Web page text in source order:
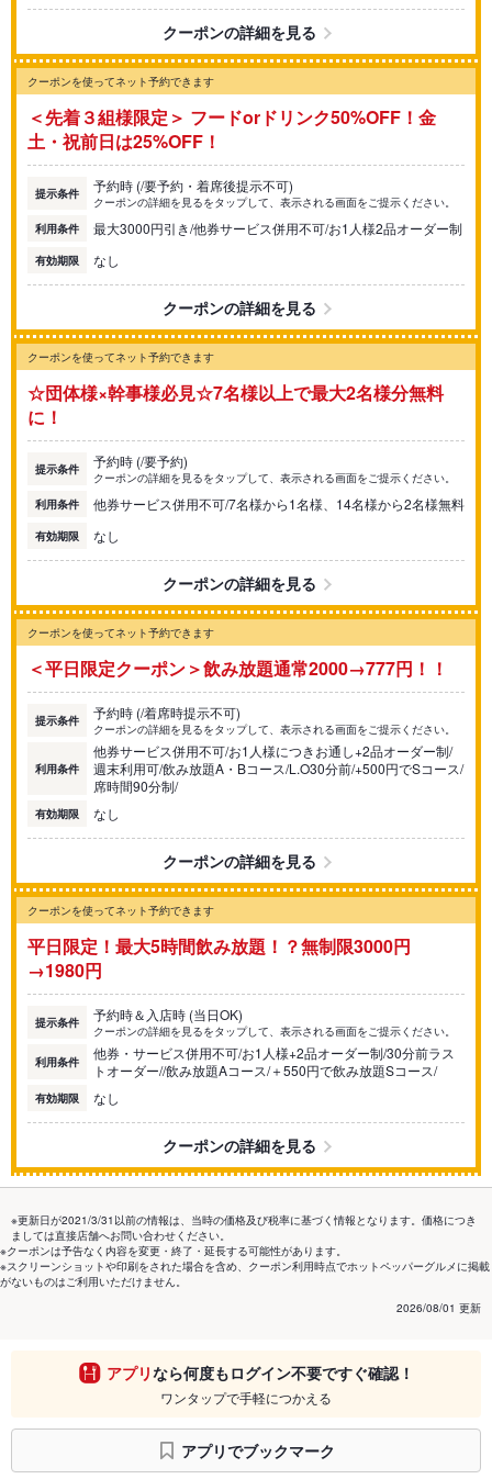
クーポンの詳細を見る
クーポンを使ってネット予約できます
＜先着３組様限定＞ フードorドリンク50%OFF！金
土・祝前日は25%OFF！
提示条件 予約時 (/要予約・着席後提示不可)
クーポンの詳細を見るをタップして、表示される画面をご提示ください。
利用条件
最大3000円引き/他券サービス併用不可/お1人様2品オーダー制
有効期限 なし
クーポンの詳細を見る
クーポンを使ってネット予約できます
☆団体様×幹事様必見☆7名様以上で最大2名様分無料
に！
提示条件 予約時 (/要予約)
クーポンの詳細を見るをタップして、表示される画面をご提示ください。
利用条件
他券サービス併用不可/7名様から1名様、14名様から2名様無料
有効期限 なし
クーポンの詳細を見る
クーポンを使ってネット予約できます
＜平日限定クーポン＞飲み放題通常2000→777円！！
提示条件 予約時 (/着席時提示不可)
クーポンの詳細を見るをタップして、表示される画面をご提示ください。
利用条件
他券サービス併用不可/お1人様につきお通し+2品オーダー制/
週末利用可/飲み放題A・Bコース/L.O30分前/+500円でSコース/
席時間90分制/
有効期限 なし
クーポンの詳細を見る
クーポンを使ってネット予約できます
平日限定！最大5時間飲み放題！？無制限3000円
→1980円
提示条件 予約時＆入店時 (当日OK)
クーポンの詳細を見るをタップして、表示される画面をご提示ください。
利用条件
他券・サービス併用不可/お1人様+2品オーダー制/30分前ラス
トオーダー//飲み放題Aコース/＋550円で飲み放題Sコース/
有効期限 なし
クーポンの詳細を見る
※更新日が2021/3/31以前の情報は、当時の価格及び税率に基づく情報となります。価格につき
ましては直接店舗へお問い合わせください。
※クーポンは予告なく内容を変更・終了・延長する可能性があります。
※スクリーンショットや印刷をされた場合を含め、クーポン利用時点でホットペッパーグルメに掲載
がないものはご利用いただけません。
2026/08/01 更新
アプリなら何度もログイン不要ですぐ確認！
ワンタップで手軽につかえる
アプリでブックマーク